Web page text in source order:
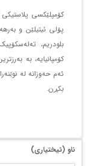
کۆمپلێکسی پلاستیکی
پۆلی ئیتیلێن و
بلودریم،
کۆمپانیایە، بە
ئەم حەوزانە لە
بکڕن.
ناو (ئیختیاری)